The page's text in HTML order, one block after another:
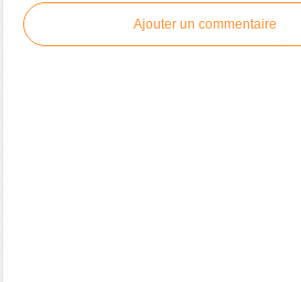
Ajouter un commentaire